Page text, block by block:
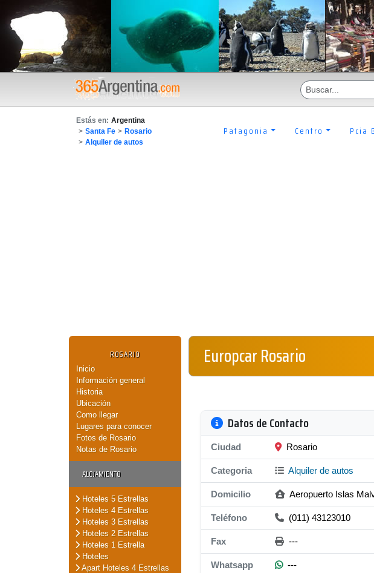
Estás en: Argentina
> Santa Fe > Rosario
> Alquiler de autos
Patagonia Centro Pcia
ROSARIO
Inicio
Información general
Historia
Ubicación
Como llegar
Lugares para conocer
Fotos de Rosario
Notas de Rosario
ALOJAMIENTO
Hoteles 5 Estrellas
Hoteles 4 Estrellas
Hoteles 3 Estrellas
Hoteles 2 Estrellas
Hoteles 1 Estrella
Hoteles
Apart Hoteles 4 Estrellas
Europcar Rosario
Datos de Contacto
Ciudad Rosario
Categoria Alquiler de autos
Domicilio Aeropuerto Islas
Teléfono (011) 43123010
Fax ---
Whatsapp ---